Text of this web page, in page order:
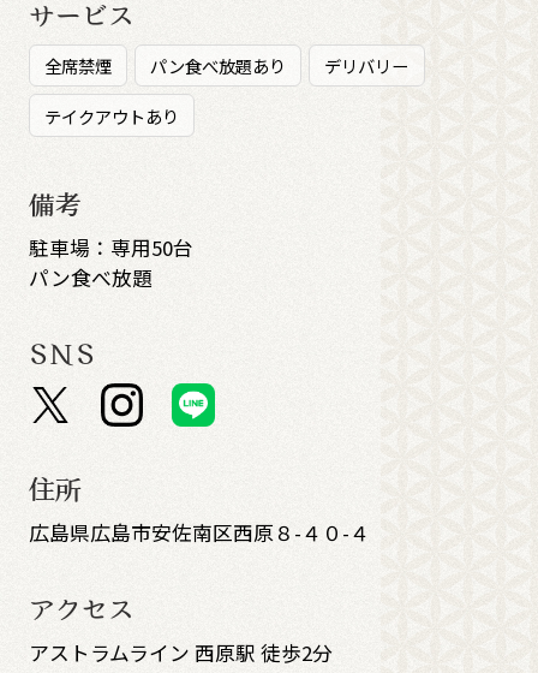
サービス
全席禁煙 パン食べ放題あり
デリバリー
テイクアウトあり
備考
駐車場：専用50台
パン食べ放題
SNS
住所
広島県広島市安佐南区西原８-４０-４
アクセス
アストラムライン 西原駅 徒歩2分